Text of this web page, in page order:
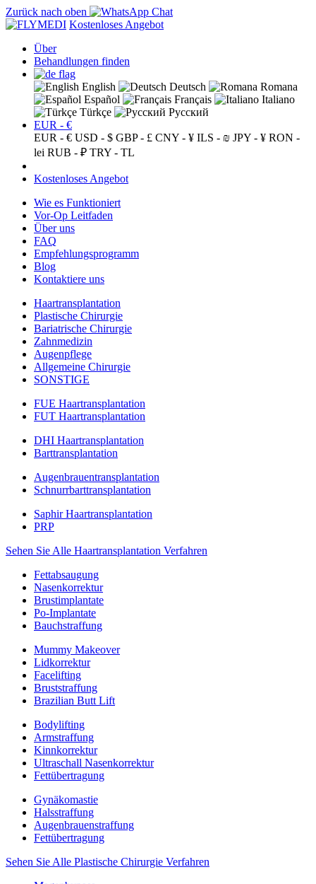
Zurück nach oben
Kostenloses Angebot
Über
Behandlungen finden
English Deutsch
Romana
Español
Français
Italiano
Türkçe
Русский
EUR - €
EUR - € USD - $ GBP - £ CNY - ¥ ILS - ₪ JPY - ¥ RON -
lei RUB - ₽ TRY - TL
Kostenloses Angebot
Wie es Funktioniert
Vor-Op Leitfaden
Über uns
FAQ
Empfehlungsprogramm
Blog
Kontaktiere uns
Haartransplantation
Plastische Chirurgie
Bariatrische Chirurgie
Zahnmedizin
Augenpflege
Allgemeine Chirurgie
SONSTIGE
FUE Haartransplantation
FUT Haartransplantation
DHI Haartransplantation
Barttransplantation
Augenbrauentransplantation
Schnurrbarttransplantation
Saphir Haartransplantation
PRP
Sehen Sie Alle Haartransplantation Verfahren
Fettabsaugung
Nasenkorrektur
Brustimplantate
Po-Implantate
Bauchstraffung
Mummy Makeover
Lidkorrektur
Facelifting
Bruststraffung
Brazilian Butt Lift
Bodylifting
Armstraffung
Kinnkorrektur
Ultraschall Nasenkorrektur
Fettübertragung
Gynäkomastie
Halsstraffung
Augenbrauenstraffung
Fettübertragung
Sehen Sie Alle Plastische Chirurgie Verfahren